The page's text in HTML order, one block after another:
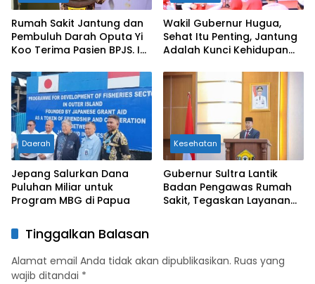
Rumah Sakit Jantung dan
Pembuluh Darah Oputa Yi
Koo Terima Pasien BPJS. Ini
Wakil Gubernur Hugua,
Sehat Itu Penting, Jantung
Adalah Kunci Kehidupan
Daerah
Jepang Salurkan Dana
Puluhan Miliar untuk
Program MBG di Papua
Kesehatan
Gubernur Sultra Lantik
Badan Pengawas Rumah
Sakit, Tegaskan Layanan
Tinggalkan Balasan
Alamat email Anda tidak akan dipublikasikan. Ruas yang
wajib ditandai *